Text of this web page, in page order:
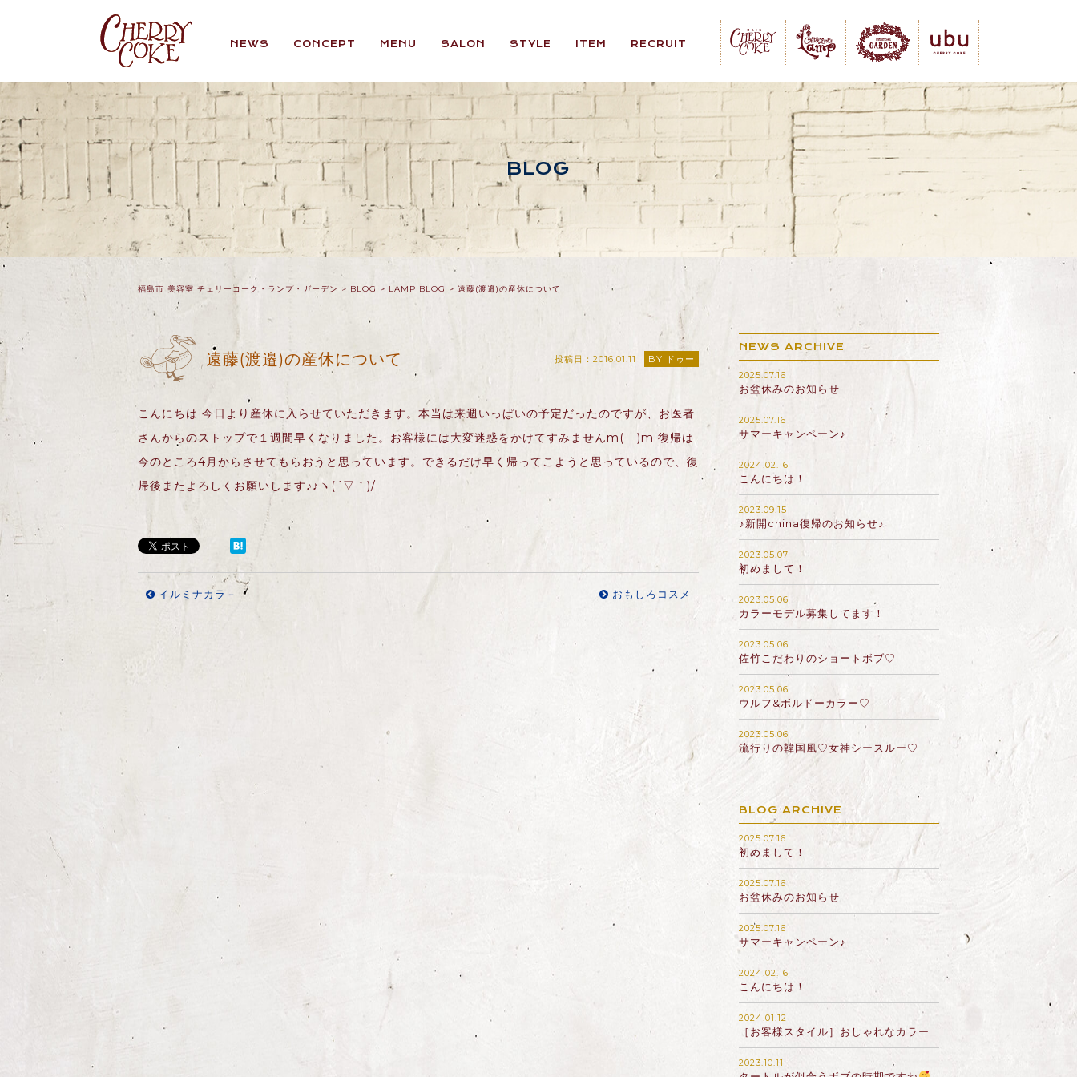
NEWS CONCEPT MENU SALON STYLE ITEM RECRUIT
BLOG
福島市 美容室 チェリーコーク・ランプ・ガーデン > BLOG > LAMP BLOG > 遠藤(渡邉)の産休について
遠藤(渡邉)の産休について 投稿日：2016.01.11 BY ドゥー
こんにちは 今日より産休に入らせていただきます。本当は来週いっぱいの予定だったのですが、お医者
さんからのストップで１週間早くなりました。お客様には大変迷惑をかけてすみませんm(__)m 復帰は
今のところ4月からさせてもらおうと思っています。できるだけ早く帰ってこようと思っているので、復
帰後またよろしくお願いします♪♪ヽ(´▽｀)/
イルミナカラ－ おもしろコスメ
NEWS ARCHIVE
2025.07.16
お盆休みのお知らせ
2025.07.16
サマーキャンペーン♪
2024.02.16
こんにちは！
2023.09.15
♪新開china復帰のお知らせ♪
2023.05.07
初めまして！
2023.05.06
カラーモデル募集してます！
2023.05.06
佐竹こだわりのショートボブ♡
2023.05.06
ウルフ&ボルドーカラー♡
2023.05.06
流行りの韓国風♡女神シースルー♡
BLOG ARCHIVE
2025.07.16
初めまして！
2025.07.16
お盆休みのお知らせ
2025.07.16
サマーキャンペーン♪
2024.02.16
こんにちは！
2024.01.12
［お客様スタイル］おしゃれなカラー
2023.10.11